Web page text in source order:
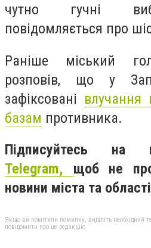
чутно гучні
повідомляється про
Раніше міський
розповів, що у
зафіксовані влучання
базам противника.
Підписуйтесь
Telegram, щоб не
новини міста та
Якщо ви помітили помилку, виділіть необхідний
повідомити про це редакцію